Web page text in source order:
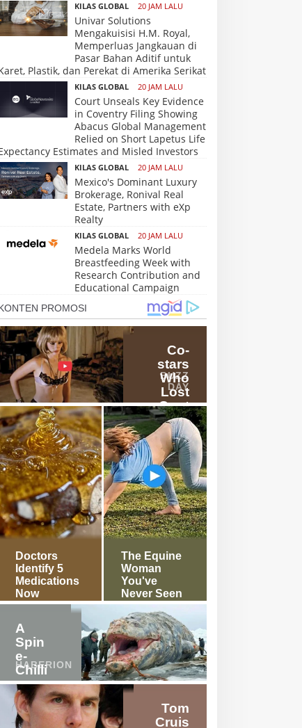
KILAS GLOBAL 20 JAM LALU
Univar Solutions
Mengakuisisi H.M. Royal,
Memperluas Jangkauan di
Pasar Bahan Aditif untuk
Plastik, dan Perekat di Amerika Serikat
KILAS GLOBAL 20 JAM LALU
Court Unseals Key Evidence
in Coventry Filing Showing
Abacus Global Management
Relied on Short Lapetus Life
Estimates and Misled Investors
KILAS GLOBAL 20 JAM LALU
Mexico's Dominant Luxury
Brokerage, Ronival Real
Estate, Partners with eXp
Realty
KILAS GLOBAL 20 JAM LALU
Medela Marks World
Breastfeeding Week with
Research Contribution and
Educational Campaign